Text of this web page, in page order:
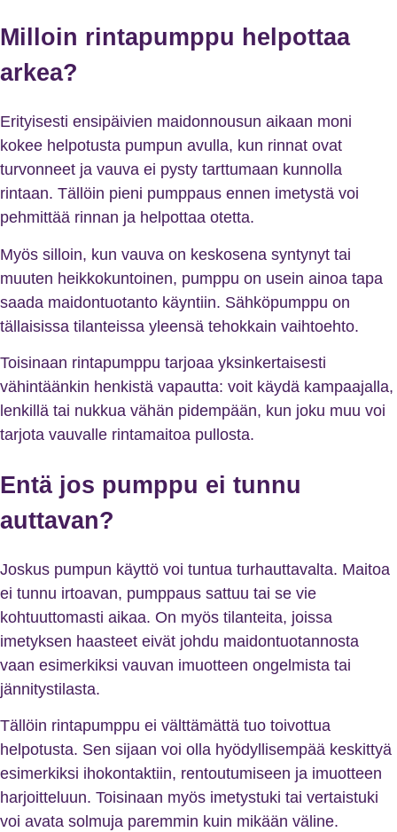
Milloin rintapumppu helpottaa
arkea?
Erityisesti ensipäivien maidonnousun aikaan moni
kokee helpotusta pumpun avulla, kun rinnat ovat
turvonneet ja vauva ei pysty tarttumaan kunnolla
rintaan. Tällöin pieni pumppaus ennen imetystä voi
pehmittää rinnan ja helpottaa otetta.
Myös silloin, kun vauva on keskosena syntynyt tai
muuten heikkokuntoinen, pumppu on usein ainoa tapa
saada maidontuotanto käyntiin. Sähköpumppu on
tällaisissa tilanteissa yleensä tehokkain vaihtoehto.
Toisinaan rintapumppu tarjoaa yksinkertaisesti
vähintäänkin henkistä vapautta: voit käydä kampaajalla,
lenkillä tai nukkua vähän pidempään, kun joku muu voi
tarjota vauvalle rintamaitoa pullosta.
Entä jos pumppu ei tunnu
auttavan?
Joskus pumpun käyttö voi tuntua turhauttavalta. Maitoa
ei tunnu irtoavan, pumppaus sattuu tai se vie
kohtuuttomasti aikaa. On myös tilanteita, joissa
imetyksen haasteet eivät johdu maidontuotannosta
vaan esimerkiksi vauvan imuotteen ongelmista tai
jännitystilasta.
Tällöin rintapumppu ei välttämättä tuo toivottua
helpotusta. Sen sijaan voi olla hyödyllisempää keskittyä
esimerkiksi ihokontaktiin, rentoutumiseen ja imuotteen
harjoitteluun. Toisinaan myös imetystuki tai vertaistuki
voi avata solmuja paremmin kuin mikään väline.